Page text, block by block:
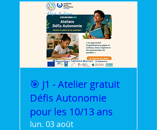
🎯 J1 - Atelier gratuit
Défis Autonomie
pour les 10/13 ans
lun. 03 août